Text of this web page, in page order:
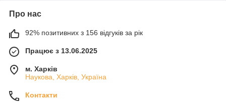
Про нас
92% позитивних з 156 відгуків за рік
Працює з 13.06.2025
м. Харків
Наукова, Харків, Україна
Контакти